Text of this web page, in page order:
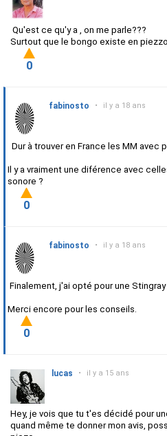
Qu'est ce qu'y a , on me parle???
Surtout que le bongo existe en
0
fabinosto • il y a 18 ans
Dur à trouver en France les MM avec
Il y a vraiment une diférence avec
sonore ?
0
fabinosto • il y a 18 ans
Finalement, j'ai opté pour une Stingray
Merci encore pour les conseils.
0
lucas • il y a 15 ans
Hey, je vois que tu t'es décidé pour
quand même te donner mon avis,